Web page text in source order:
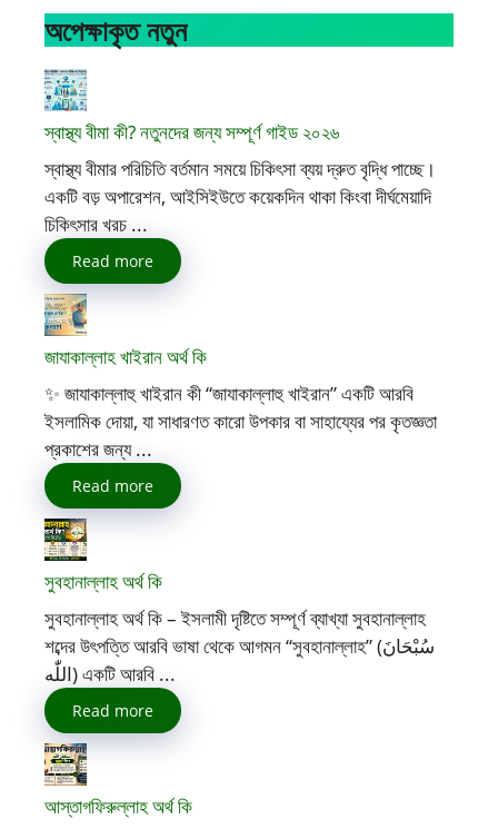
অপেক্ষাকৃত নতুন
স্বাস্থ্য বীমা কী? নতুনদের জন্য সম্পূর্ণ গাইড ২০২৬
স্বাস্থ্য বীমার পরিচিতি বর্তমান সময়ে চিকিৎসা ব্যয় দ্রুত বৃদ্ধি পাচ্ছে।
একটি বড় অপারেশন, আইসিইউতে কয়েকদিন থাকা কিংবা দীর্ঘমেয়াদি
চিকিৎসার খরচ ...
Read more
জাযাকাল্লাহ খাইরান অর্থ কি
✨ জাযাকাল্লাহু খাইরান কী “জাযাকাল্লাহু খাইরান” একটি আরবি
ইসলামিক দোয়া, যা সাধারণত কারো উপকার বা সাহায্যের পর কৃতজ্ঞতা
প্রকাশের জন্য ...
Read more
সুবহানাল্লাহ অর্থ কি
সুবহানাল্লাহ অর্থ কি – ইসলামী দৃষ্টিতে সম্পূর্ণ ব্যাখ্যা সুবহানাল্লাহ
শব্দের উৎপত্তি আরবি ভাষা থেকে আগমন “সুবহানাল্লাহ” (سُبْحَانَ
اللّٰه) একটি আরবি ...
Read more
আস্তাগফিরুল্লাহ অর্থ কি